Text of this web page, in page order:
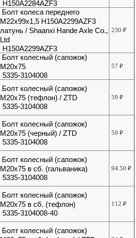
H150A2284AZF3
Болт колеса переднего
М22х99х1,5 H150A2299AZF3
латунь / Shaanxi Hande Axle Co.,
Ltd
H150A2299AZF3
230₽
Болт колесный (сапожок)
М20х75
5335-3104008
57₽
Болт колесный (сапожок)
М20х75 (тефлон) / ZTD
5335-3104008
59₽
Болт колесный (сапожок)
М20х75 (черный) / ZTD
5335-3104008
59₽
Болт колесный (сапожок)
М20х75 в сб. (гальваника)
5335-3104008
94.50₽
Болт колесный (сапожок)
М20х75 в сб. (тефлон)
5335-3104008-40
112₽
Болт колесный (сапожок)